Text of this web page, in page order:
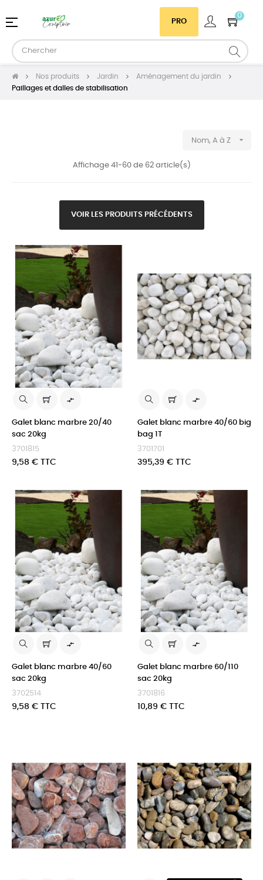
PRO
0
Basculer
navigation
☰
Nos produits Jardin
Aménagement du jardin
Paillages et dalles de stabilisation
Nom, A à Z 
Affichage 41-60 de 62 article(s)
VOIR LES PRODUITS PRÉCÉDENTS

Galet blanc marbre 20/40
sac 20kg
3701815
Prix
9,58 € TTC

Galet blanc marbre 40/60 big
bag 1T
3701701
Prix
395,39 € TTC

Galet blanc marbre 40/60
sac 20kg
3702514
Prix
9,58 € TTC

Galet blanc marbre 60/110
sac 20kg
3701816
Prix
10,89 € TTC